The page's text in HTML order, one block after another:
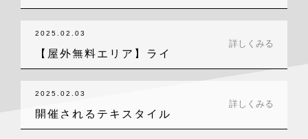
載…
2025.02.03
【屋外無料エリア】ライ
ブ感を楽しめる…
詳しくみる
2025.02.03
開催されるテキスタイル
ワークショップ…
詳しくみる